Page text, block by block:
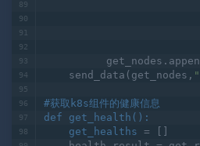
    send_data(get_nodes,
#获取k8s组件的健康信息
get_health ( ):